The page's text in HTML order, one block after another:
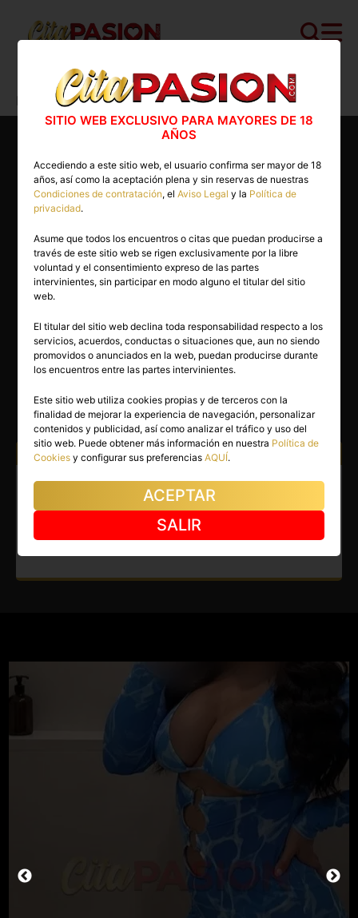
Cita PASION.COM>Escorts>Madrid>
Madrid capital>Carla
24 años
CARLA
Madrid capital(Madrid)
(1)
Atiendo a: Hombres
Escort en Madrid capital.
Sensualidad única y encanto
irresistible.
SITIO WEB EXCLUSIVO PARA MAYORES DE 18
AÑOS
Accediendo a este sitio web, el usuario confirma ser mayor de 18
años, así como la aceptación plena y sin reservas de nuestras
Condiciones de contratación, elAviso Legal y la Política de
privacidad.
Asume que todos los encuentros o citas que puedan producirse a
través de este sitio web se rigen exclusivamente por la libre
voluntad y el consentimiento expreso de las partes
intervinientes, sin participar en modo alguno el titular del sitio
web.
El titular del sitio web declina toda responsabilidad respecto a los
servicios, acuerdos, conductas o situaciones que, aun no siendo
promovidos o anunciados en la web, puedan producirse durante
los encuentros entre las partes intervinientes.
Este sitio web utiliza cookies propias y de terceros con la
finalidad de mejorar la experiencia de navegación, personalizar
contenidos y publicidad, así como analizar el tráfico y uso del
sitio web. Puede obtener más información en nuestra Política de
Cookies y configurar sus preferenciasAQUÍ.
ACEPTAR
SALIR